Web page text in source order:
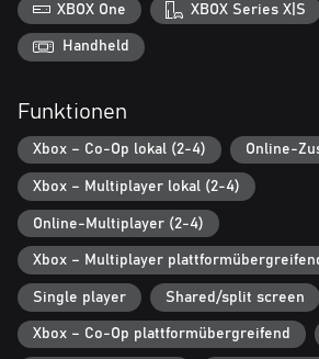
XBOX One XBOX Series X|S
Handheld
Funktionen
Xbox – Co-Op lokal (2-4) Online-
Xbox – Multiplayer lokal (2-4)
Online-Multiplayer (2-4)
Xbox – Multiplayer
Single player Shared/split screen
Xbox – Co-Op plattformübergreifend